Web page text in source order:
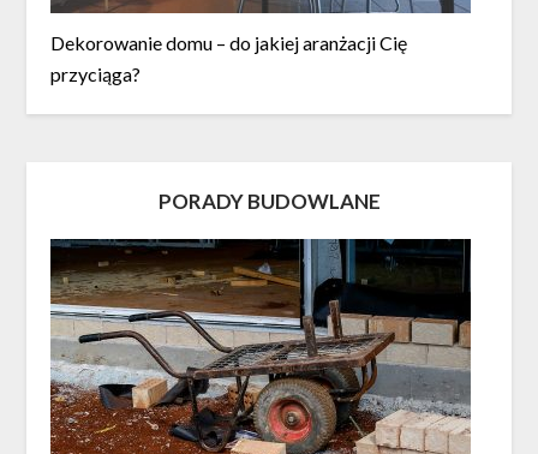
Dekorowanie domu – do jakiej aranżacji Cię
przyciąga?
PORADY BUDOWLANE